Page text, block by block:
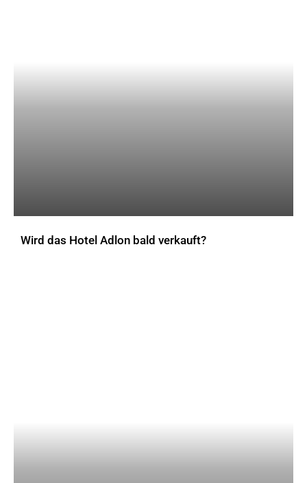
Wird das Hotel Adlon bald verkauft?